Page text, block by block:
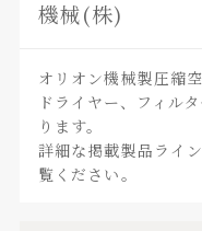
機械(株)
オリオン機械製圧縮
ドライヤー、フィル
ります。
詳細な掲載製品ライ
覧ください。